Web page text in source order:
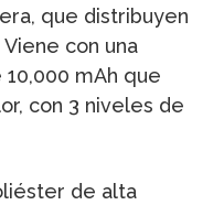
que distribuyen
con una
mAh que
con 3 niveles de
de alta